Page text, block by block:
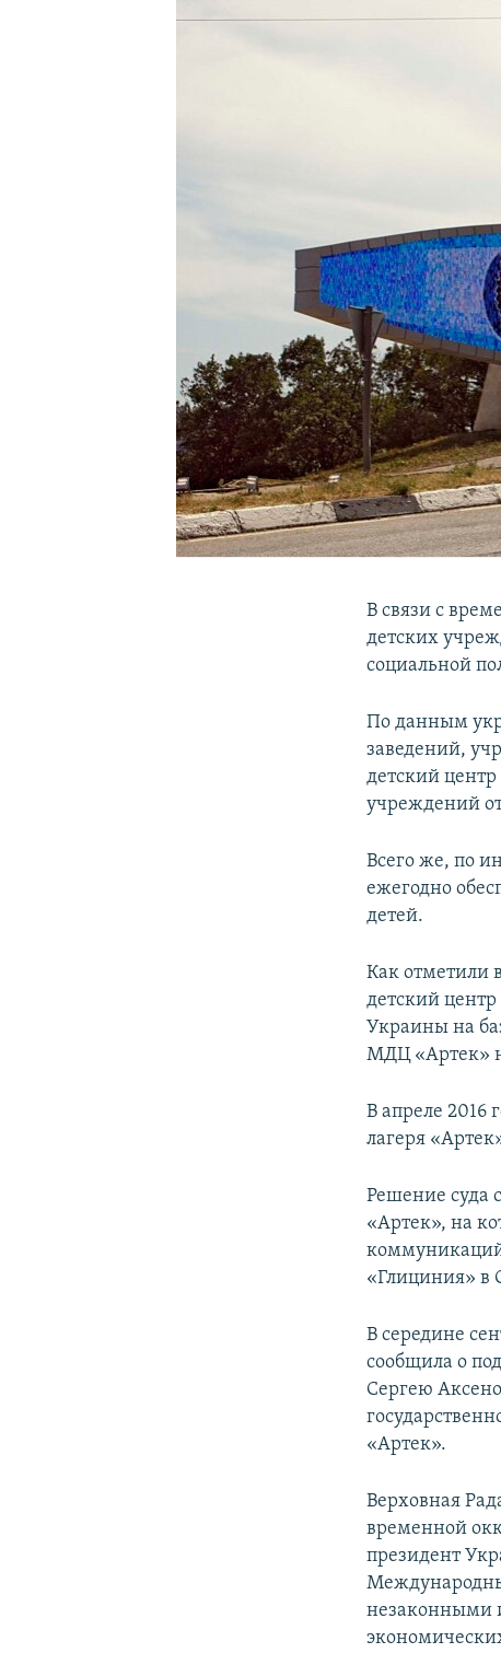
В связи с
детских
социальной
По данным
заведений,
детский центр
учреждений
Всего же, по
ежегодно
детей.
Как отметили
детский
Украины на
МДЦ «Артек»
В апреле 2016
лагеря
Решение суда
«Артек», на
коммуникаций
«Глициния» в
В середине
сообщила о
Сергею
«Артек».
Верховная
временной
президент
незаконными